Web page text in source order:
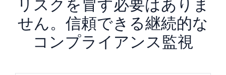
リスクを冒す必要はありま
せん。信頼できる継続的な
コンプライアンス監視